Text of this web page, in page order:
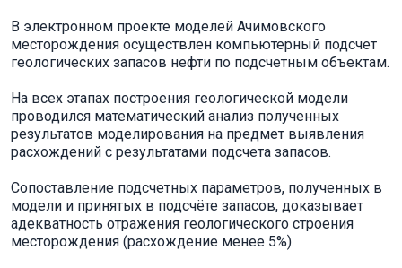
В электронном проекте моделей Ачимовского
месторождения осуществлен компьютерный подсчет
геологических запасов нефти по подсчетным объектам.
На всех этапах построения геологической модели
проводился математический анализ полученных
результатов моделирования на предмет выявления
расхождений с результатами подсчета запасов.
Сопоставление подсчетных параметров, полученных в
модели и принятых в подсчёте запасов, доказывает
адекватность отражения геологического строения
месторождения (расхождение менее 5%).